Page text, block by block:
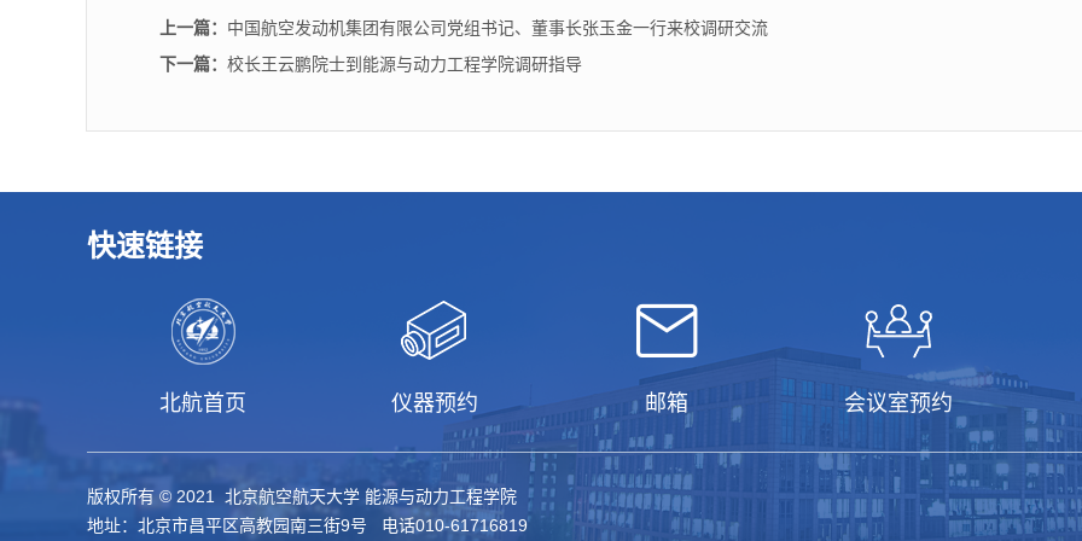
上一篇： 中国航空发动机集团有限公司党组书记、董事长张玉金一行来校调研交流
下一篇： 校长王云鹏院士到能源与动力工程学院调研指导
快速链接
北航首页 仪器预约 邮箱 会议室预约
版权所有 © 2021 北京航空航天大学 能源与动力工程学院
地址：北京市昌平区高教园南三街9号 电话010-61716819